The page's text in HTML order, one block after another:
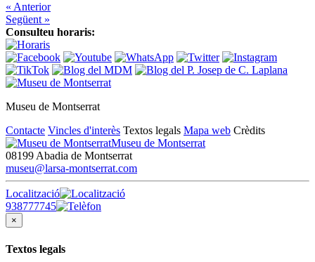
« Anterior
Següent »
Consulteu horaris:
Museu de Montserrat
Contacte Vincles d'interès Textos legals Mapa web Crèdits
Museu de Montserrat
08199 Abadia de Montserrat
museu@larsa-montserrat.com
Localització
938777745
×
Textos legals